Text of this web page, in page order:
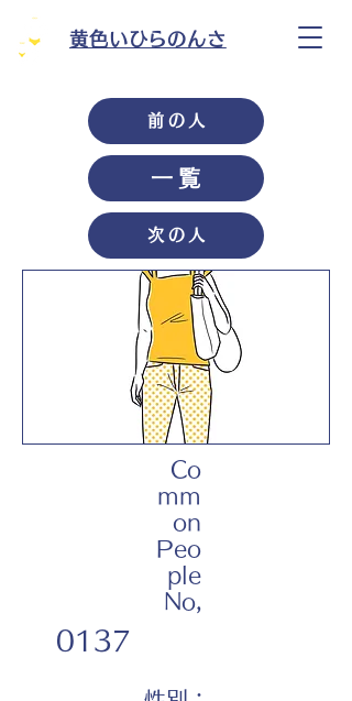
黄色いひらのんさ
前の人
一覧
次の人
Co
mm
on
Peo
ple
No,
0137